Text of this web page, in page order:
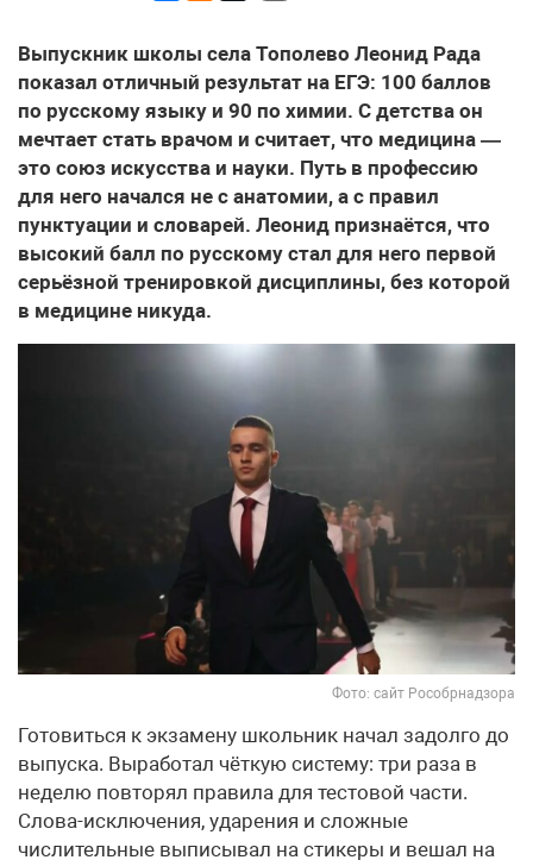
Выпускник школы села Тополево Леонид Рада
показал отличный результат на ЕГЭ: 100 баллов
по русскому языку и 90 по химии. С детства он
мечтает стать врачом и считает, что медицина —
это союз искусства и науки. Путь в профессию
для него начался не с анатомии, а с правил
пунктуации и словарей. Леонид признаётся, что
высокий балл по русскому стал для него первой
серьёзной тренировкой дисциплины, без которой
в медицине никуда.
Фото: сайт Рособрнадзора
Готовиться к экзамену школьник начал задолго до
выпуска. Выработал чёткую систему: три раза в
неделю повторял правила для тестовой части.
Слова-исключения, ударения и сложные
числительные выписывал на стикеры и вешал на